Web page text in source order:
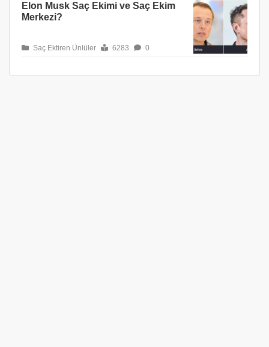
Elon Musk Saç Ekimi ve Saç Ekim
Merkezi?
Saç Ektiren Ünlüler 6283 0